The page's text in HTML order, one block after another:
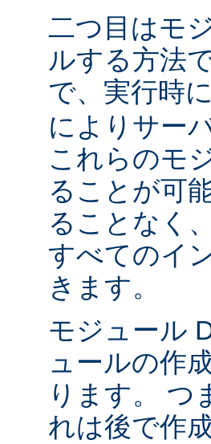
二つ目はモ
ルする方法
で、実行時に
によりサー
これらのモ
ることが可
ることなく
すべてのイ
きます。
モジュール
ュールの作
ります。 つ
れは後で作